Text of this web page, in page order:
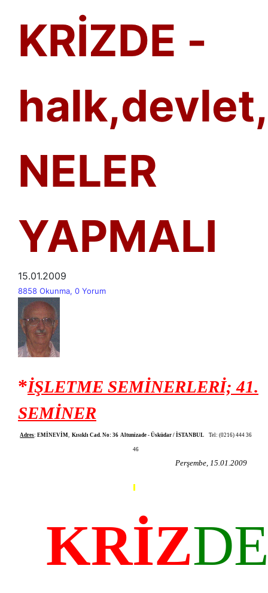
KRİZDE -
NELER
YAPMALI
15.01.2009
8858 Okunma, 0 Yorum
*İŞLETME SEMİNERLERİ; 41.
SEMİNER
Adres:EMİNEVİM,Kısıklı Cad. No: 36 Altunizade - Üsküdar / İSTANBUL Tel: (0216) 444 36
46
Perşembe, 15.01.2009
KRİZ